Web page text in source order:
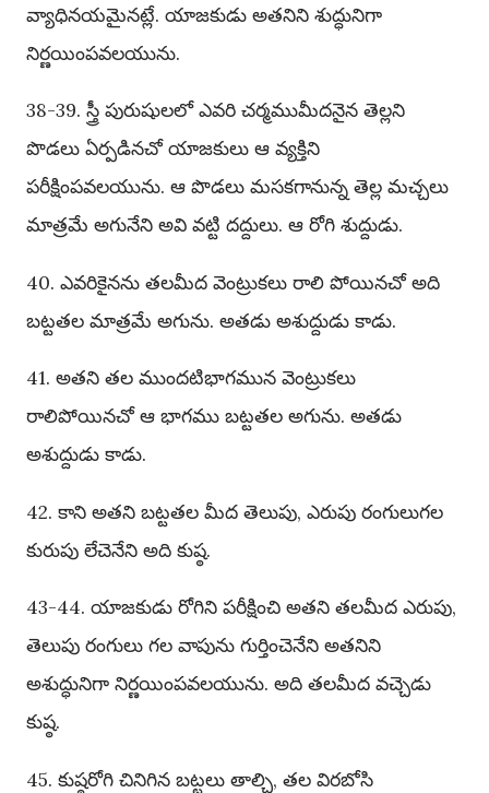
వ్యాధినయమైనట్లే. యాజకుడు అతనిని శుద్ధునిగా
నిర్ణయింపవలయును.
38-39. స్త్రీ పురుషులలో ఎవరి చర్మముమీదనైన తెల్లని
పొడలు ఏర్పడినచో యాజకులు ఆ వ్యక్తిని
పరీక్షింపవలయును. ఆ పొడలు మసకగానున్న తెల్ల మచ్చలు
మాత్రమే అగునేని అవి వట్టి దద్దులు. ఆ రోగి శుద్దుడు.
40. ఎవరికైనను తలమీద వెంట్రుకలు రాలి పోయినచో అది
బట్టతల మాత్రమే అగును. అతడు అశుద్దుడు కాడు.
41. అతని తల ముందటిభాగమున వెంట్రుకలు
రాలిపోయినచో ఆ భాగము బట్టతల అగును. అతడు
అశుద్దుడు కాడు.
42. కాని అతని బట్టతల మీద తెలుపు, ఎరుపు రంగులుగల
కురుపు లేచెనేని అది కుష్ఠ.
43-44. యాజకుడు రోగిని పరీక్షించి అతని తలమీద ఎరుపు,
తెలుపు రంగులు గల వాపును గుర్తించెనేని అతనిని
అశుద్ధునిగా నిర్ణయింపవలయును. అది తలమీద వచ్చెడు
కుష్ఠ.
45. కుష్ఠరోగి చినిగిన బట్టలు తాల్చి, తల విరబోసి